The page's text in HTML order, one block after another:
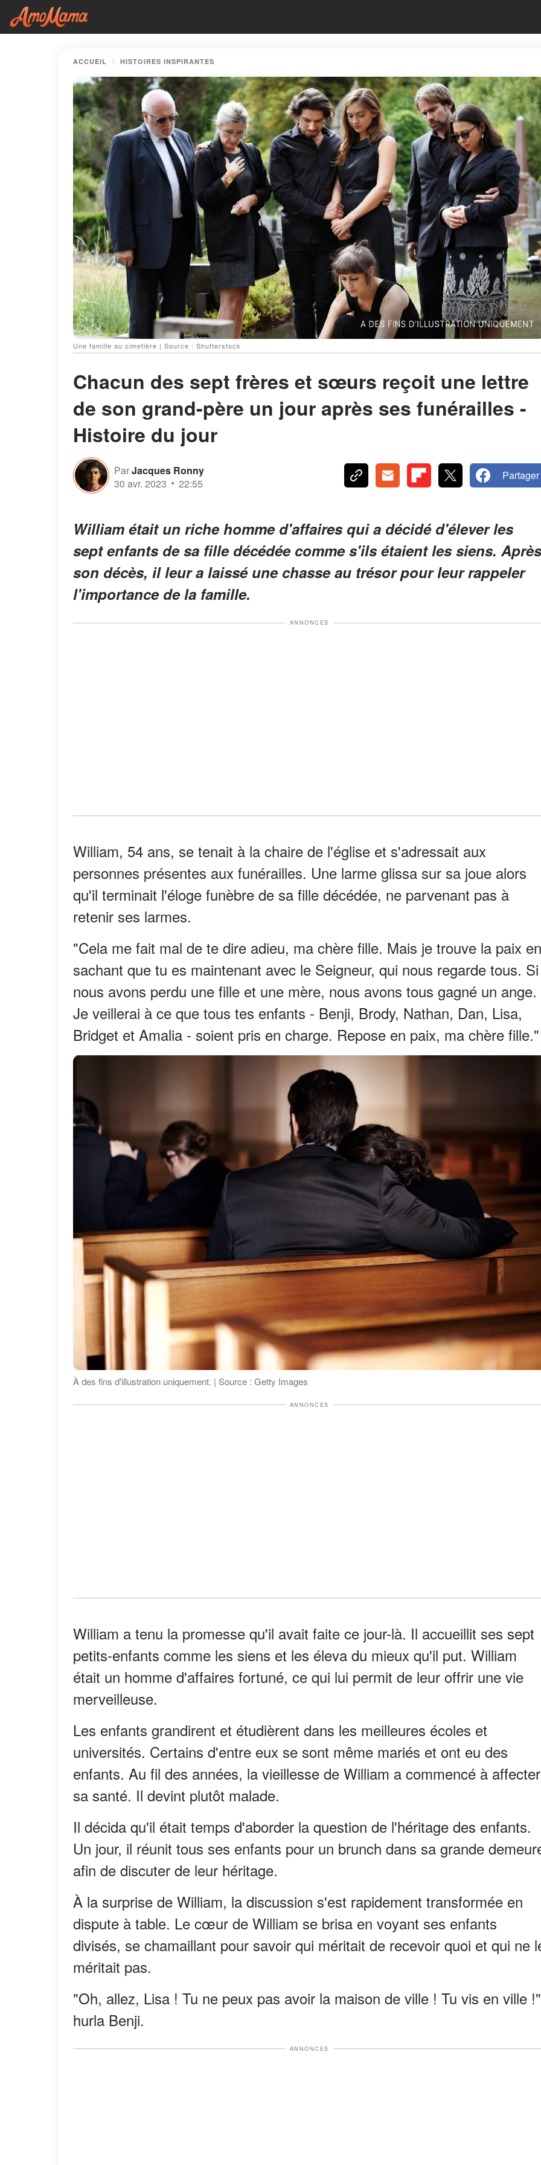
ACCUEIL HISTOIRES INSPIRANTES
Une famille au cimetière | Source : Shutterstock
Chacun des sept frères et sœurs reçoit une lettre
de son grand-père un jour après ses funérailles -
Histoire du jour
ParJacques Ronny
30 avr. 2023
22:55
Partager
William était un riche homme d'affaires qui a décidé d'élever les
sept enfants de sa fille décédée comme s'ils étaient les siens. Après
son décès, il leur a laissé une chasse au trésor pour leur rappeler
l'importance de la famille.
ANNONCES
William, 54 ans, se tenait à la chaire de l'église et s'adressait aux
personnes présentes aux funérailles. Une larme glissa sur sa joue alors
qu'il terminait l'éloge funèbre de sa fille décédée, ne parvenant pas à
retenir ses larmes.
"Cela me fait mal de te dire adieu, ma chère fille. Mais je trouve la paix en
sachant que tu es maintenant avec le Seigneur, qui nous regarde tous. Si
nous avons perdu une fille et une mère, nous avons tous gagné un ange.
Je veillerai à ce que tous tes enfants - Benji, Brody, Nathan, Dan, Lisa,
Bridget et Amalia - soient pris en charge. Repose en paix, ma chère fille."
À des fins d'illustration uniquement. | Source : Getty Images
ANNONCES
William a tenu la promesse qu'il avait faite ce jour-là. Il accueillit ses sept
petits-enfants comme les siens et les éleva du mieux qu'il put. William
était un homme d'affaires fortuné, ce qui lui permit de leur offrir une vie
merveilleuse.
Les enfants grandirent et étudièrent dans les meilleures écoles et
universités. Certains d'entre eux se sont même mariés et ont eu des
enfants. Au fil des années, la vieillesse de William a commencé à affecter
sa santé. Il devint plutôt malade.
Il décida qu'il était temps d'aborder la question de l'héritage des enfants.
Un jour, il réunit tous ses enfants pour un brunch dans sa grande
afin de discuter de leur héritage.
À la surprise de William, la discussion s'est rapidement transformée en
dispute à table. Le cœur de William se brisa en voyant ses enfants
divisés, se chamaillant pour savoir qui méritait de recevoir quoi et qui ne
méritait pas.
"Oh, allez, Lisa ! Tu ne peux pas avoir la maison de ville ! Tu vis en ville !"
hurla Benji.
ANNONCES